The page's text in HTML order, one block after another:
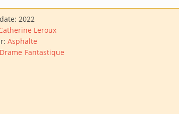
2022
Leroux
Asphalte
Drame Fantastique